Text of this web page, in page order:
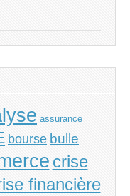
assurance
bourse bulle
crise
financière